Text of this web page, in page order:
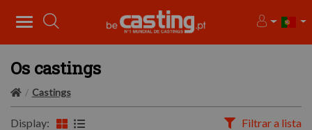
Os castings
Castings
Display: Filtrar a lista